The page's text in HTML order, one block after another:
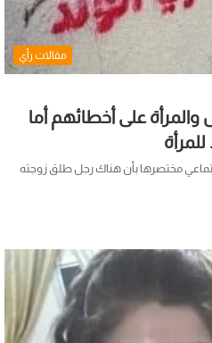
مقالات رأي
على أخطائهم أما
مختصرها بأن هناك رجل طلق زوجته